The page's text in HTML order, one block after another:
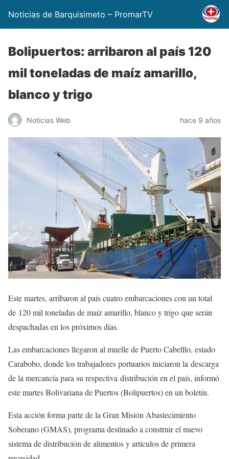
Noticias de Barquisimeto – PromarTV
Bolipuertos: arribaron al país 120
mil toneladas de maíz amarillo,
blanco y trigo
Noticias Web hace 9 años
Este martes, arribaron al país cuatro embarcaciones con un total
de 120 mil toneladas de maíz amarillo, blanco y trigo que serán
despachadas en los próximos días.
Las embarcaciones llegaron al muelle de Puerto Cabelllo, estado
Carabobo, donde los trabajadores portuarios iniciaron la descarga
de la mercancía para su respectiva distribución en el país, informó
este martes Bolivariana de Puertos (Bolipuertos) en un boletín.
Esta acción forma parte de la Gran Misión Abastecimiento
Soberano (GMAS), programa destinado a construir el nuevo
sistema de distribución de alimentos y artículos de primera